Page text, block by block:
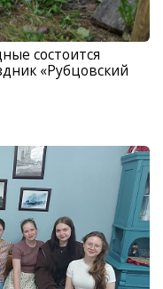
состоится
«Рубцовский